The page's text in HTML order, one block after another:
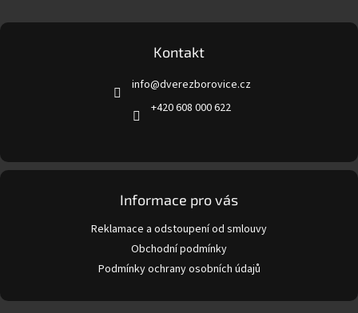
p
Kontakt
info@dverezborovice.cz
+420 608 000 622
Informace pro vás
Reklamace a odstoupení od smlouvy
Obchodní podmínky
Podmínky ochrany osobních údajů